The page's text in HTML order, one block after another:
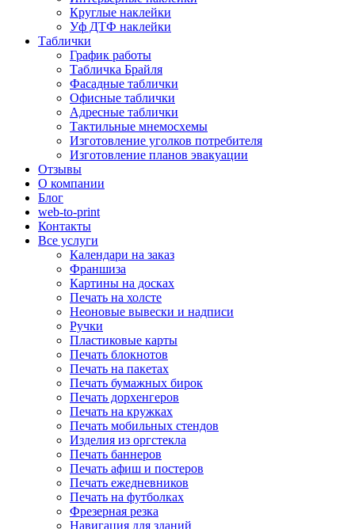
Круглые наклейки
Уф ДТФ наклейки
Таблички
График работы
Табличка Брайля
Фасадные таблички
Офисные таблички
Адресные таблички
Тактильные мнемосхемы
Изготовление уголков потребителя
Изготовление планов эвакуации
Отзывы
О компании
Блог
web-to-print
Контакты
Все услуги
Календари на заказ
Франшиза
Картины на досках
Печать на холсте
Неоновые вывески и надписи
Ручки
Пластиковые карты
Печать блокнотов
Печать на пакетах
Печать бумажных бирок
Печать дорхенгеров
Печать на кружках
Печать мобильных стендов
Изделия из оргстекла
Печать баннеров
Печать афиш и постеров
Печать ежедневников
Печать на футболках
Фрезерная резка
Навигация для зданий